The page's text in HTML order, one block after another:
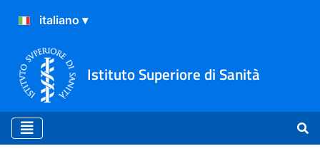
Istituto Superiore di Sanità